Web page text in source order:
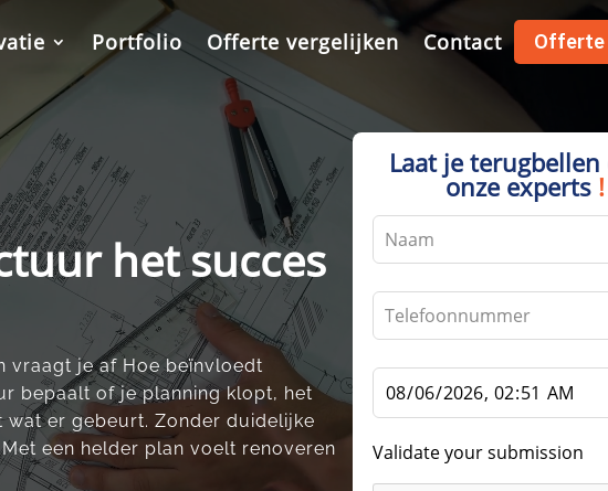
Portfolio Offerte vergelijken Contact Offerte
het succes
vraagt je af Hoe beïnvloedt
bepaalt of je planning klopt, het
er gebeurt.​ Zonder duidelijke
een helder plan voelt renoveren
Laat je
onze experts !
Leave
this
blank
Validate your submission